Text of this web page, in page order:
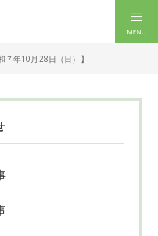
７年10月28日（日）】